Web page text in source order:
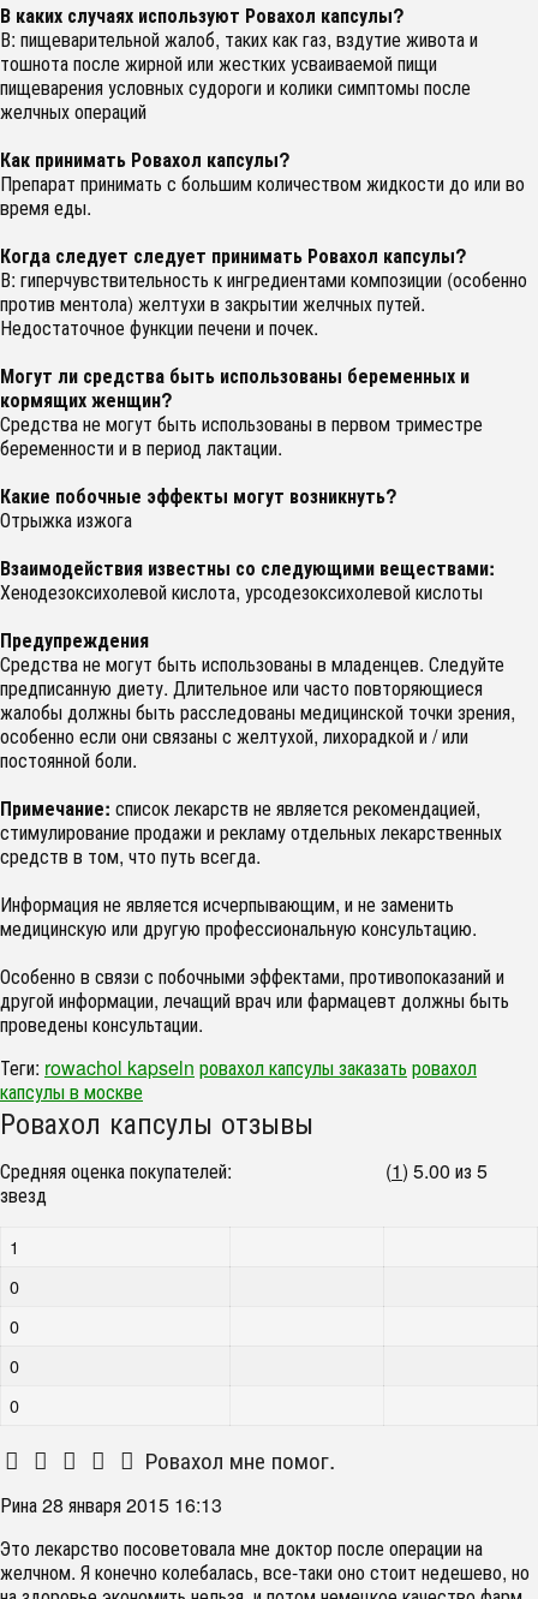
В каких случаях используют Ровахол капсулы?
В: пищеварительной жалоб, таких как газ, вздутие живота и
тошнота после жирной или жестких усваиваемой пищи
пищеварения условных судороги и колики симптомы после
желчных операций
Как принимать Ровахол капсулы?
Препарат принимать с большим количеством жидкости до или во
время еды.
Когда следует следует принимать Ровахол капсулы?
В: гиперчувствительность к ингредиентами композиции (особенно
против ментола) желтухи в закрытии желчных путей.
Недостаточное функции печени и почек.
Могут ли средства быть использованы беременных и
кормящих женщин?
Средства не могут быть использованы в первом триместре
беременности и в период лактации.
Какие побочные эффекты могут возникнуть?
Отрыжка изжога
Взаимодействия известны со следующими веществами:
Хенодезоксихолевой кислота, урсодезоксихолевой кислоты
Предупреждения
Средства не могут быть использованы в младенцев. Следуйте
предписанную диету. Длительное или часто повторяющиеся
жалобы должны быть расследованы медицинской точки зрения,
особенно если они связаны с желтухой, лихорадкой и / или
постоянной боли.
Примечание: список лекарств не является рекомендацией,
стимулирование продажи и рекламу отдельных лекарственных
средств в том, что путь всегда.
Информация не является исчерпывающим, и не заменить
медицинскую или другую профессиональную консультацию.
Особенно в связи с побочными эффектами, противопоказаний и
другой информации, лечащий врач или фармацевт должны быть
проведены консультации.
Теги: rowachol kapseln ровахол капсулы заказать ровахол
капсулы в москве
Ровахол капсулы отзывы
Средняя оценка покупателей: (1) 5.00 из 5
звезд
1
0
0
0
0
Ровахол мне помог.
Рина28 января 2015 16:13
Это лекарство посоветовала мне доктор после операции на
желчном. Я конечно колебалась, все-таки оно стоит недешево, но